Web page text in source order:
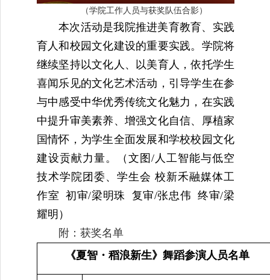
（学院工作人员与获奖队伍合影）
本次活动是我院推进美育教育、实践
育人和校园文化建设的重要实践。学院将
继续坚持以文化人、以美育人，依托学生
喜闻乐见的文化艺术活动，引导学生在参
与中感受中华优秀传统文化魅力，在实践
中提升审美素养、增强文化自信、厚植家
国情怀，为学生全面发展和学校校园文化
建设贡献力量。（文图/人工智能与低空
技术学院团委、学生会 校新禾融媒体工
作室 初审/梁明珠 复审/张忠伟 终审/梁
耀明）
附：获奖名单
《夏智 ・ 稻浪新生》舞蹈参演人员名单